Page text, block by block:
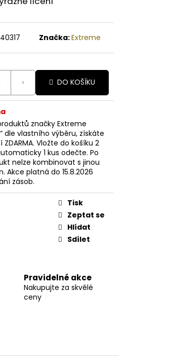
Značka:Extreme
DO KOŠÍKU
značky Extreme
dle vlastního výběru, získáte
Vložte do košíku 2
1 kus odečte. Po
nelze kombinovat s jinou
Akce platná do 15.8.2026
zásob.
Tisk
Zeptat se
Hlídat
Sdílet
Pravidelné akce
Nakupujte za skvělé
ceny